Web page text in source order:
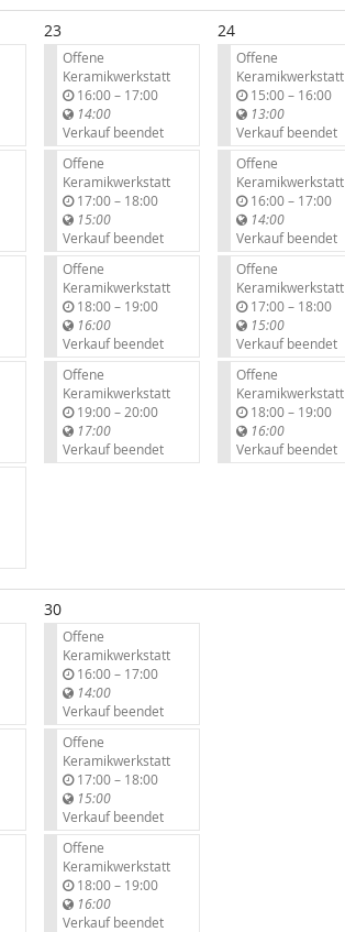
23
Offene
Keramikwerkstatt
16:00–b
s
17:00
14:00
Verkauf beendet
Offene
Keramikwerkstatt
17:00–b
s
18:00
15:00
Verkauf beendet
Offene
Keramikwerkstatt
18:00–b
s
19:00
16:00
Verkauf beendet
Offene
Keramikwerkstatt
19:00–b
s
20:00
17:00
Verkauf beendet
24
Offene
Keramikwerkstatt
15:00–b
s
16:00
13:00
Verkauf beendet
Offene
Keramikwerkstatt
16:00–b
s
17:00
14:00
Verkauf beendet
Offene
Keramikwerkstatt
17:00–b
s
18:00
15:00
Verkauf beendet
Offene
Keramikwerkstatt
18:00–b
s
19:00
16:00
Verkauf beendet
30
Offene
Keramikwerkstatt
16:00–b
s
17:00
14:00
Verkauf beendet
Offene
Keramikwerkstatt
17:00–b
s
18:00
15:00
Verkauf beendet
Offene
Keramikwerkstatt
18:00–b
s
19:00
16:00
Verkauf beendet